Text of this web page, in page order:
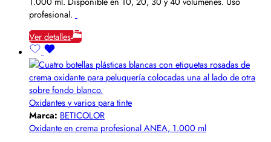
profesional.
Ver detalles
Oxidantes y varios para tinte
Marca: BETICOLOR
Oxidante en crema profesional ANEA, 1.000 ml